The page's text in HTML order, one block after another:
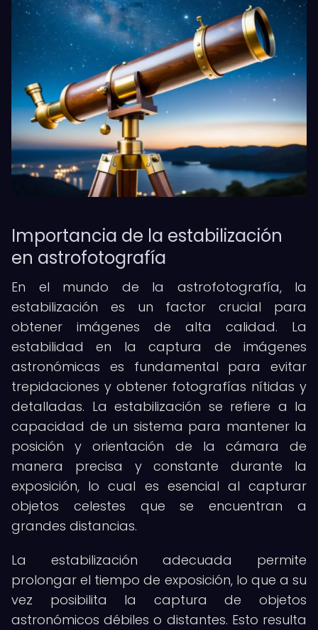
Importancia de la estabilización
en astrofotografía
En el mundo de la astrofotografía, la
estabilización es un factor crucial para
obtener imágenes de alta calidad. La
estabilidad en la captura de imágenes
astronómicas es fundamental para evitar
trepidaciones y obtener fotografías nítidas y
detalladas. La estabilización se refiere a la
capacidad de un sistema para mantener la
posición y orientación de la cámara de
manera precisa y constante durante la
exposición, lo cual es esencial al capturar
objetos celestes que se encuentran a
grandes distancias.
La estabilización adecuada permite
prolongar el tiempo de exposición, lo que a su
vez posibilita la captura de objetos
astronómicos débiles o distantes. Esto resulta